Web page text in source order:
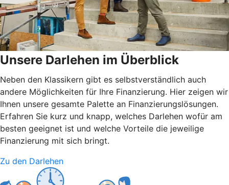
Unsere Darlehen im Überblick
Neben den Klassikern gibt es selbstverständlich auch
andere Möglichkeiten für Ihre Finanzierung. Hier zeigen wir
Ihnen unsere gesamte Palette an Finanzierungslösungen.
Erfahren Sie kurz und knapp, welches Darlehen wofür am
besten geeignet ist und welche Vorteile die jeweilige
Finanzierung mit sich bringt.
Zu den Darlehen